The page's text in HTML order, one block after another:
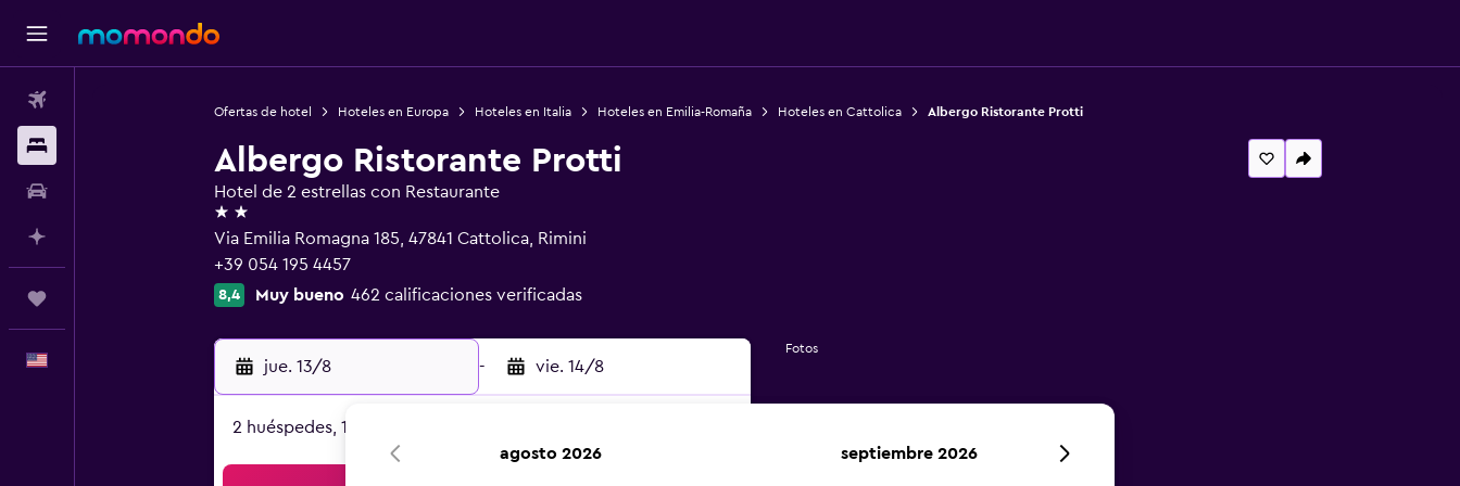
Ofertas de hotel Hoteles en Europa Hoteles en Italia Hoteles en Emilia-Romaña Hoteles en Cattolica Albergo Ristorante Protti
Albergo Ristorante Protti
Hotel de 2 estrellas con Restaurante
2 estrellas
Via Emilia Romagna 185, 47841 Cattolica, Rimini
+39 054 195 4457
8,4 Muy bueno 462 calificaciones verificadas
jue. 13/8 - vie. 14/8
2 huéspedes, 1 habitación
Fotos
agosto 2026 septiembre 2026